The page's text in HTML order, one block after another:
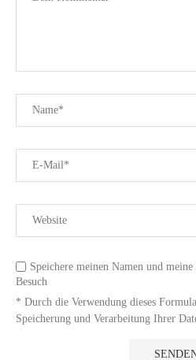
Speichere meinen Namen und
Besuch
* Durch die Verwendung dieses
Speicherung und Verarbeitung Ihrer